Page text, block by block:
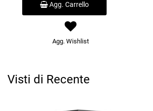
Agg. Carrello
Agg. Wishlist
Visti di Recente